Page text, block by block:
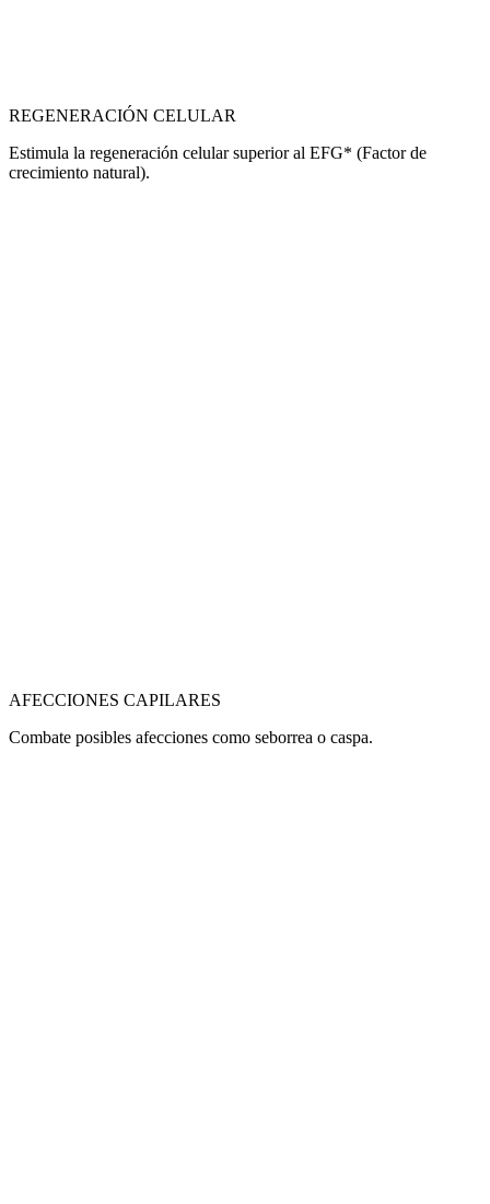
REGENERACIÓN CELULAR
Estimula la regeneración celular superior al EFG* (Factor de
crecimiento natural).
AFECCIONES CAPILARES
Combate posibles afecciones como seborrea o caspa.